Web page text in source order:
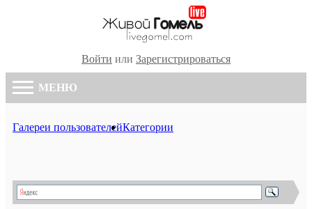
Войти или Зарегистрироваться
МЕНЮ
Галереи пользователейКатегории